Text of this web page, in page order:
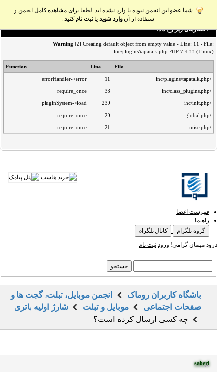
شما عضو این انجمن نبوده یا وارد نشده اید. لطفا برای مشاهده کامل انجمن و
استفاده از آن وارد شوید یاثبت نام کنید .
اخطار‌های زیر رخ داد:
Warning [2] Creating default object from empty value - Line: 11 - File:
inc/plugins/tapatalk.php PHP 7.4.33 (Linux)
File
Line
Function
/inc/plugins/tapatalk.php
11
errorHandler->error
/inc/class_plugins.php
38
require_once
/inc/init.php
239
pluginSystem->load
/global.php
20
require_once
/misc.php
21
require_once
فهرست اعضا
راهنما
گروه تلگرام
کانال تلگرام
درود مهمان گرامی! ورود ثبت نام
باشگاه کاربران روماک
انجمن موبایل، تبلت، گجت ها و
صفحات اجتماعی
موبایل و تبلت
شارژ اولیه باتری
چه کسی ارسال کرده است؟
saberi